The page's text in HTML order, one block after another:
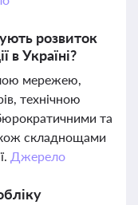
розвиток
в Україні?
мережею,
технічною
та
складнощами
Джерело